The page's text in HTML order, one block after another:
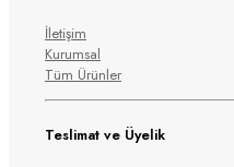
İletişim
Kurumsal
Tüm Ürünler
Teslimat ve Üyelik